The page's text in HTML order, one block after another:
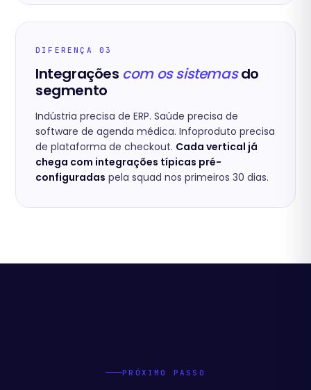
DIFERENÇA 03
Integrações com os sistemasdo
segmento
Indústria precisa de ERP. Saúde precisa de
software de agenda médica. Infoproduto precisa
de plataforma de checkout. Cada vertical já
chega com integrações típicas pré-
configuradas pela squad nos primeiros 30 dias.
PRÓXIMO PASSO